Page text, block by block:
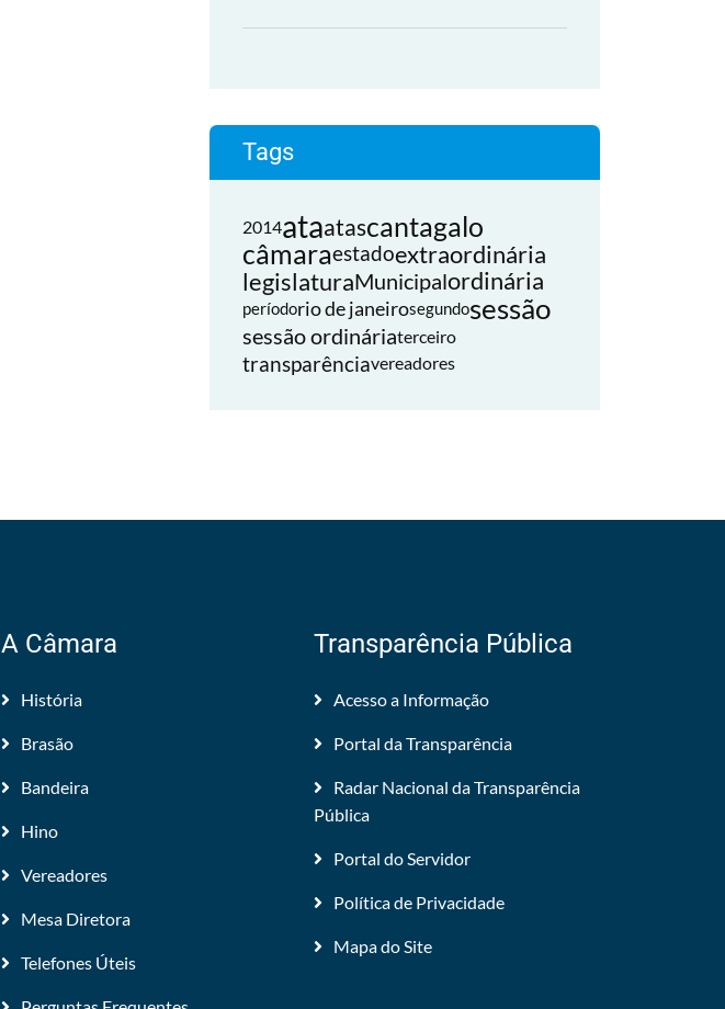
Tags
2014ataatascantagalo
câmaraestadoextraordinária
legislaturaMunicipalordinária
períodorio de janeirosegundosessão
sessão ordináriaterceiro
transparênciavereadores
A Câmara
História
Brasão
Bandeira
Hino
Vereadores
Mesa Diretora
Telefones Úteis
Transparência Pública
Acesso a Informação
Portal da Transparência
Radar Nacional da Transparência
Pública
Portal do Servidor
Política de Privacidade
Mapa do Site